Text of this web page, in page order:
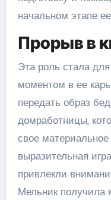
начальном этапе
Прорыв в
Эта роль стала
моментом в ее
передать образ
домработницы,
свое
выразительная
привлекли
Мельник получила